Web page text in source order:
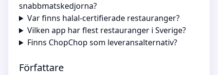
snabbmatskedjorna?
Var finns halal-certifierade restauranger?
Vilken app har flest restauranger i Sverige?
Finns ChopChop som leveransalternativ?
Författare